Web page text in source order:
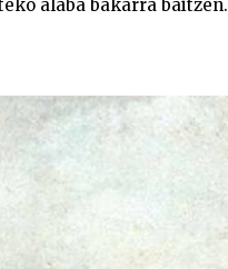
alaba bakarra baitzen.